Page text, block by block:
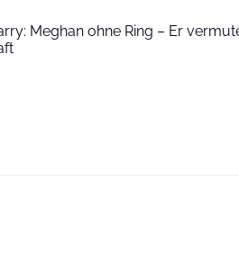
Meghan ohne Ring – Er